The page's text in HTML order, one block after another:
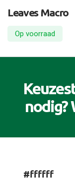
Leaves Macro
Op voorraad
nodig?
#ffffff